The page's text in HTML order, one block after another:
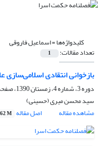
کلیدواژه‌ها =اسماعیل فاروقی
تعداد مقالات: 1
بازخوانی انتقادی اسلامی‌سازی
دوره 3، شماره 4، زمستان 1390، صفحه
سید محسن میری (حسینی)
مشاهده مقاله
اصل مقاله M